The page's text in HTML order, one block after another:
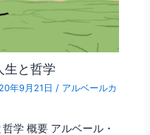
生と哲学
年9月21日/ アルベールカ
学 概要 アルベール・